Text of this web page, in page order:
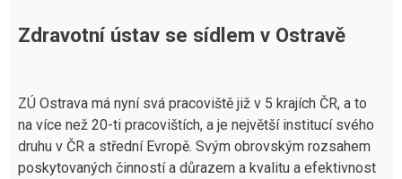
Zdravotní ústav se sídlem v Ostravě
ZÚ Ostrava má nyní svá pracoviště již v 5 krajích ČR, a to
na více než 20-ti pracovištích, a je největší institucí svého
druhu v ČR a střední Evropě. Svým obrovským rozsahem
poskytovaných činností a důrazem a kvalitu a efektivnost